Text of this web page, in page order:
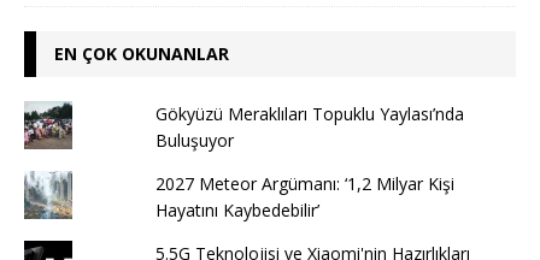
EN ÇOK OKUNANLAR
Gökyüzü Meraklıları Topuklu Yaylası’nda
Buluşuyor
2027 Meteor Argümanı: ‘1,2 Milyar Kişi
Hayatını Kaybedebilir’
5.5G Teknolojisi ve Xiaomi'nin Hazırlıkları